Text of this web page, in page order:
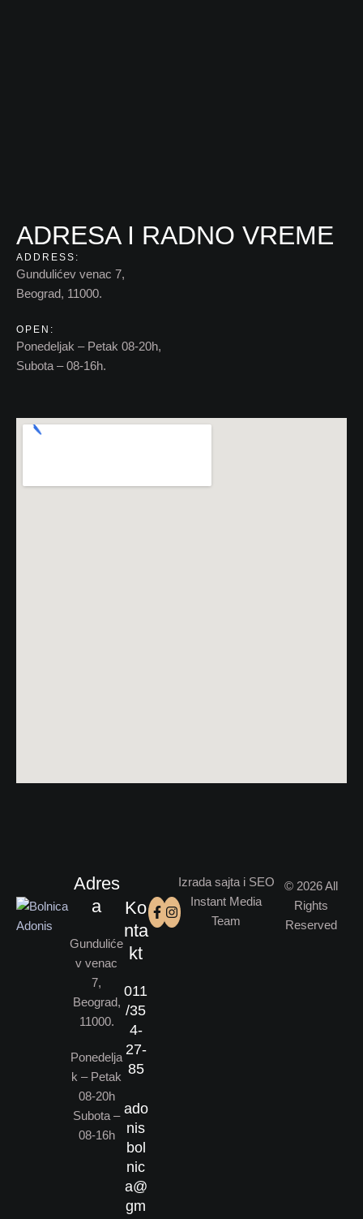
ADRESA I RADNO VREME
ADDRESS:
Gundulićev venac 7,
Beograd, 11000.
OPEN:
Ponedeljak – Petak 08-20h,
Subota – 08-16h.
Adres
a
Gunduliće
v venac
7,
Beograd,
11000.
Ponedelja
k – Petak
08-20h
Subota –
08-16h
Ko
nta
kt
011
/35
4-
27-
85
ado
nis
bol
nic
a@
gm
Izrada sajta i SEO
Instant Media
Team
© 2026 All
Rights
Reserved